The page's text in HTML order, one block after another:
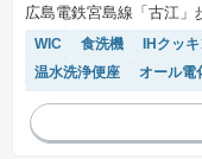
広島電鉄宮島線「古江」
WIC 食洗機 IHクッ
温水洗浄便座
オール電
モニター付きインターホ
対面キッチン